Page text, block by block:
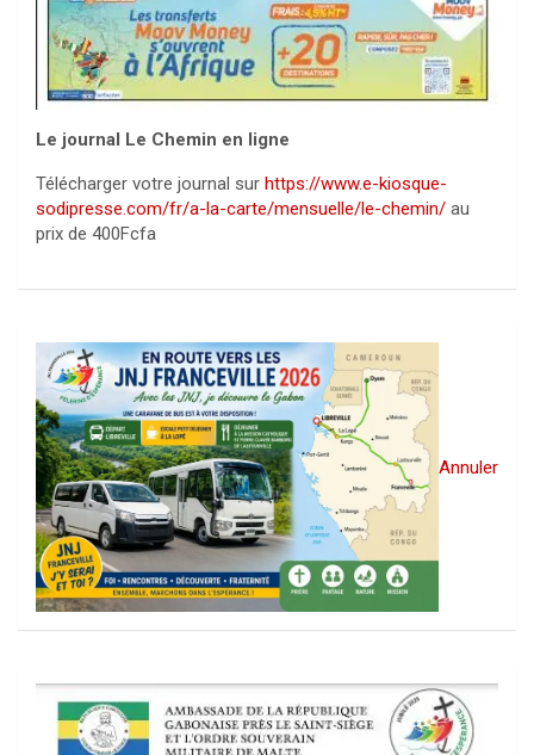
Le journal Le Chemin en ligne
Télécharger votre journal sur https://www.e-kiosque-
sodipresse.com/fr/a-la-carte/mensuelle/le-chemin/ au
prix de 400Fcfa
Annuler